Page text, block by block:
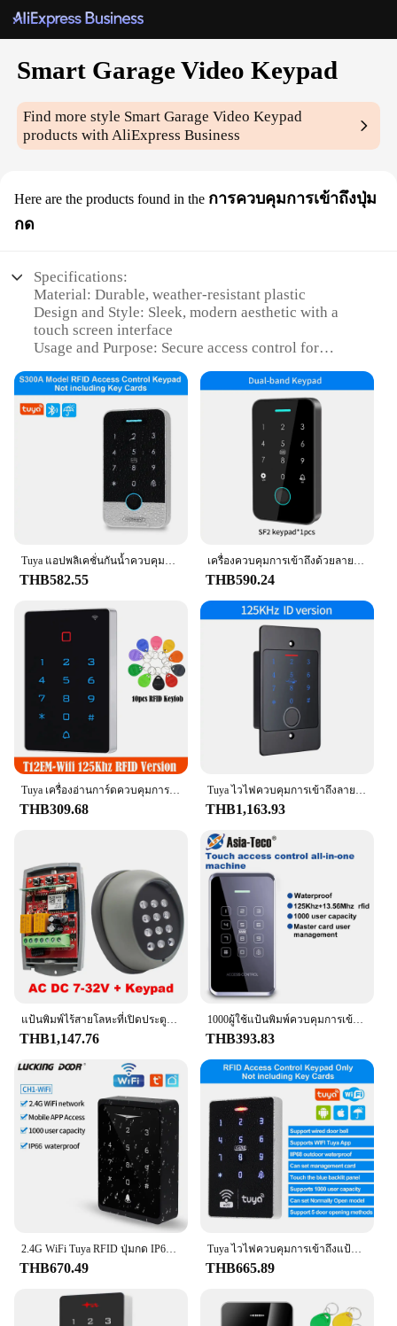
Smart Garage Video Keypad
Find more style Smart Garage Video Keypad
products with AliExpress Business
Here are the products found in the การควบคุมการเข้าถึงปุ่ม
กด
Specifications:
Material: Durable, weather-resistant plastic
Design and Style: Sleek, modern aesthetic with a
touch screen interface
Usage and Purpose: Secure access control for
Performance and Property: High-resolution video
display for clear identification
Parts and Accessories: Includes all necessary
components for installation
Applicable People: Ideal for homeowners seeking
smart, convenient garage access
|Wholesale|Vendors|
**Enhanced Security and Convenience**
The Smart Garage Video Keypad is a cutting-edge
security and convenience of your home. With its
sleek, modern design and a touch screen interface,
this keypad offers an intuitive user experience that
is both stylish and functional. The high-resolution
video display ensures that you can clearly identify
visitors before granting access, providing an added
layer of security for your garage. The durable,
weather-resistant plastic construction ensures that
the keypad can withstand the elements, making it a
reliable choice for any home environment.
**Effortless Installation and Integration**
style and security; it's also about ease of installation
and integration with your existing smart home
system. The set includes all necessary components,
making the installation process straightforward for
both DIY enthusiasts and professional installers.
Once installed, the keypad seamlessly connects with
your smart home ecosystem, allowing you to
manage access to your garage from anywhere using
your smartphone or tablet. Whether you're a
homeowner looking to simplify your life or a
vendor seeking a reliable product to offer your
customers, the Smart Garage Video Keypad is the
**Versatile and User-Friendly**
This keypad isn't just for residential use; it's also an
excellent choice for commercial applications such
as office buildings or warehouses. The user-friendly
interface makes it easy for visitors to access your
garage, while the video display ensures that they are
properly identified. The keypad's versatility extends
to its compatibility with various garage door types,
making it a go-to choice for a wide range of users.
With its sleek design and user-friendly features, the
Smart Garage Video Keypad is a must-have for
control system.
Tuya แอปพลิเคชั่นกันน้ำควบคุมการเข้าถึงลายนิ้วมือคีย์บอร์ด RFID แบบสแตนด์อโลนระบบเปิดประตู13.56MHz
THB582.55
เครื่องควบคุมการเข้าถึงด้วยลายนิ้วมือกลางแจ้งระบบ NFC 125Hz + 13.56MHz ระบบ RFID แบบคู่ IP67ที่เปิดประตูชีวมาตรพร้อมเกตเวย์
THB590.24
Tuya เครื่องอ่านการ์ดควบคุมการเข้าถึงผ่านแอป RFID 2000ผู้ใช้ EM 125กิโลเฮิรตซ์หรือ IC แบบสแตนด์อโลนสำหรับระบบควบคุมการเข้าถึง
THB309.68
Tuya ไวไฟควบคุมการเข้าถึงลายนิ้วมือแบบสแตนด์อโลนปุ่มกดโลหะกันน้ำที่เปิดการติดตั้งแบบฝังเครื่องอ่าน + กล่อง M70
THB1,163.93
แป้นพิมพ์ไร้สายโลหะที่เปิดประตูโรงรถอัจฉริยะ WIFI รหัสกลิ้งตัวรับ433MHz พร้อมสวิตช์และตัวส่ง24V 12V 220V 2CH
THB1,147.76
1000ผู้ใช้แป้นพิมพ์ควบคุมการเข้าถึง NFC กันน้ำ Backlight หน้าจอสัมผัส125Hz + 13.56MHz RFID บัตรใกล้ชิดเครื่องอ่านรหัสผ่าน
THB393.83
2.4G WiFi Tuya RFID ปุ่มกด IP66กันน้ำ backlit TOUCH 125 kht EM เครื่องอ่านการ์ดสำหรับระบบควบคุมการเข้าถึง WG 26บิต
THB670.49
Tuya ไวไฟควบคุมการเข้าถึงแป้นพิมพ์ IP68กันน้ำเครื่องควบคุมการเข้าถึงคีย์บอร์ด RFID รีโมทแอประบบที่เปิดประตูกลางแจ้ง
THB665.89